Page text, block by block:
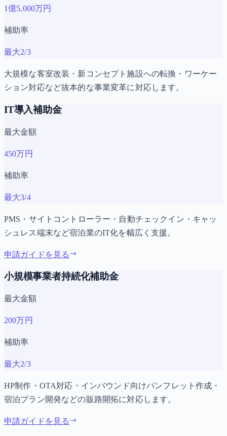
1億5,000万円
補助率
最大2/3
大規模な客室改装・新コンセプト施設への転換・ワーケー
ション対応など抜本的な事業変革に対応します。
IT導入補助金
最大金額
450万円
補助率
最大3/4
PMS・サイトコントローラー・自動チェックイン・キャッ
シュレス端末など宿泊業のIT化を幅広く支援。
申請ガイドを見る
小規模事業者持続化補助金
最大金額
200万円
補助率
最大2/3
HP制作・OTA対応・インバウンド向けパンフレット作成・
宿泊プラン開発などの販路開拓に対応します。
申請ガイドを見る